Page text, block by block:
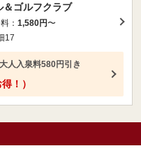
＆ゴルフクラブ
： 1,580円〜
17
人入泉料580円引き
！）